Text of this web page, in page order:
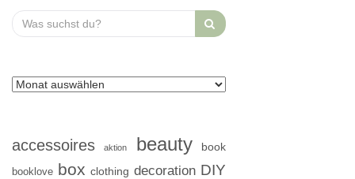
Search
for:
accessoires aktion beauty book
booklove box clothing decoration DIY